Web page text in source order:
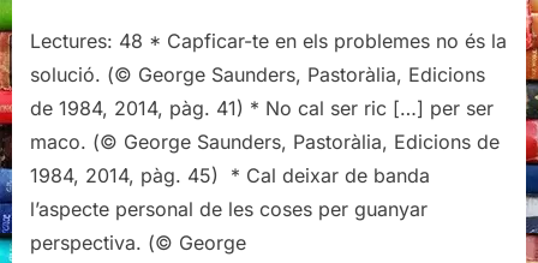
literàries
de
Pastoràlia,
George
Saunders
Lectures: 48 * Capficar-te en els problemes no és la
solució. (© George Saunders, Pastoràlia, Edicions
de 1984, 2014, pàg. 41) * No cal ser ric […] per ser
maco. (© George Saunders, Pastoràlia, Edicions de
1984, 2014, pàg. 45) * Cal deixar de banda
l’aspecte personal de les coses per guanyar
perspectiva. (© George